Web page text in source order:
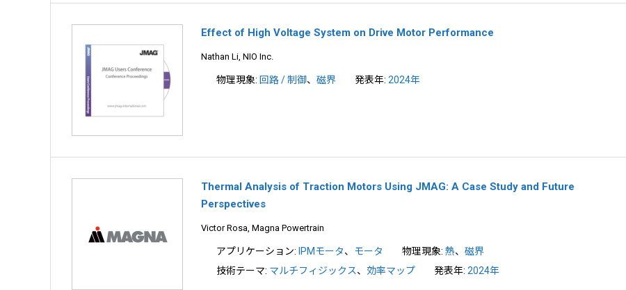
Effect of High Voltage System on Drive Motor Performance
Nathan Li, NIO Inc.
物理現象: 回路 / 制御、 磁界 発表年:2024年
Thermal Analysis of Traction Motors Using JMAG: A Case Study and Future
Perspectives
Victor Rosa, Magna Powertrain
アプリケーション: IPMモータ、 モータ 物理現象:熱、磁界
技術テーマ: マルチフィジックス、 効率マップ 発表年:2024年